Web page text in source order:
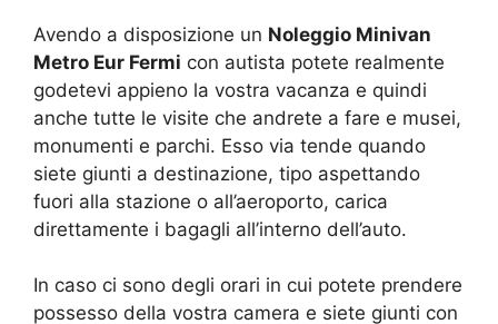
Avendo a disposizione un Noleggio Minivan
Metro Eur Fermi con autista potete realmente
godetevi appieno la vostra vacanza e quindi
anche tutte le visite che andrete a fare e musei,
monumenti e parchi. Esso via tende quando
siete giunti a destinazione, tipo aspettando
fuori alla stazione o all’aeroporto, carica
direttamente i bagagli all’interno dell’auto.
In caso ci sono degli orari in cui potete prendere
possesso della vostra camera e siete giunti con